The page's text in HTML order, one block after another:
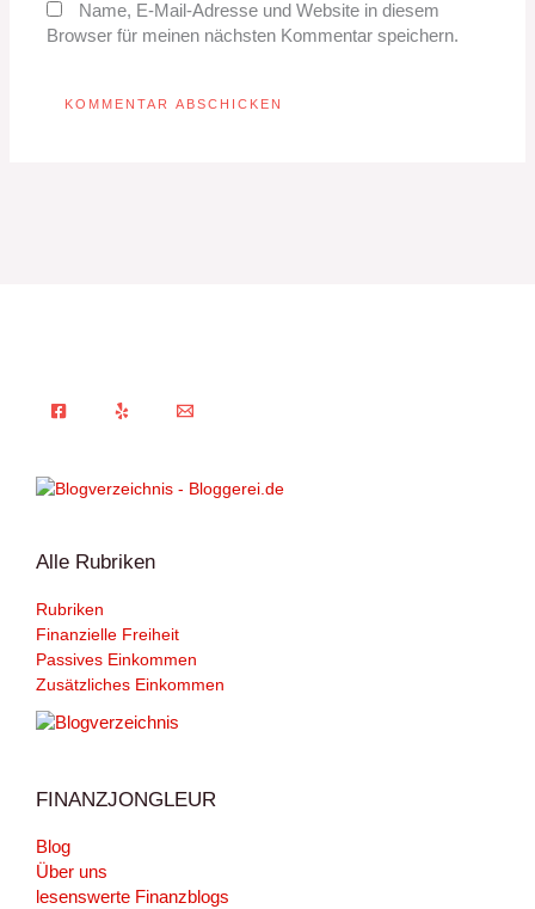
Name, E-Mail-Adresse und Website in diesem
Browser für meinen nächsten Kommentar speichern.
Alle Rubriken
Rubriken
Finanzielle Freiheit
Passives Einkommen
Zusätzliches Einkommen
FINANZJONGLEUR
Blog
Über uns
lesenswerte Finanzblogs